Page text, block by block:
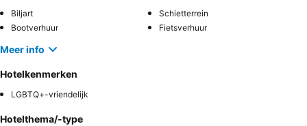
Biljart
Schietterrein
Bootverhuur
Fietsverhuur
Meer info
Hotelkenmerken
LGBTQ+-vriendelijk
Hotelthema/-type